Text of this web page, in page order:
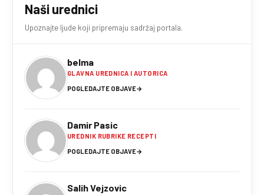
Naši urednici
Upoznajte ljude koji pripremaju sadržaj portala.
belma
GLAVNA UREDNICA I AUTORICA
POGLEDAJTE OBJAVE→
Damir Pasic
UREDNIK RUBRIKE RECEPTI
POGLEDAJTE OBJAVE→
Salih Vejzovic